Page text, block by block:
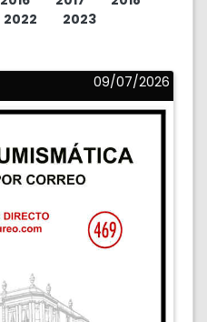
2022
2023
09/07/2026